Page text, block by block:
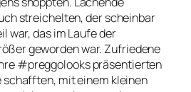
streichelten, der scheinbar
war, das im Laufe der
geworden war. Zufriedene
#preggolookspräsentierten
schafften, mit einem kleinen